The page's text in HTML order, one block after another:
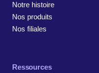
Notre histoire
Nos produits
Nos filiales
Ressources